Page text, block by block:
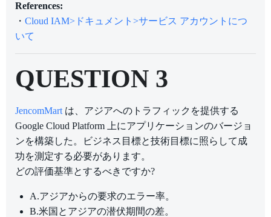
References:
・ Cloud IAM>ドキュメント>サービス アカウントにつ
いて
QUESTION 3
JencomMart は、アジアへのトラフィックを提供する
Google Cloud Platform 上にアプリケーションのバージョ
ンを構築した。ビジネス目標と技術目標に照らして成
功を測定する必要があります。
どの評価基準とするべきですか?
A.アジアからの要求のエラー率。
B.米国とアジアの潜伏期間の差。